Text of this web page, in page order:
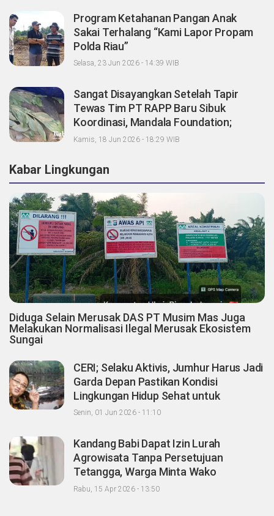
Program Ketahanan Pangan Anak
Sakai Terhalang “Kami Lapor Propam
Polda Riau”
Selasa, 23 Jun 2026 - 14:39 WIB
Sangat Disayangkan Setelah Tapir
Tewas Tim PT RAPP Baru Sibuk
Koordinasi, Mandala Foundation;
Tanggung Jawab Pemegang Konsesi
Kamis, 18 Jun 2026 - 18:29 WIB
Kabar Lingkungan
Diduga Selain Merusak DAS PT Musim Mas Juga
Melakukan Normalisasi Ilegal Merusak Ekosistem
Sungai
CERI; Selaku Aktivis, Jumhur Harus Jadi
Garda Depan Pastikan Kondisi
Lingkungan Hidup Sehat untuk
Masyarakat "Apalagi Setelah menjadi
Senin, 01 Jun 2026 - 11:10
Kandang Babi Dapat Izin Lurah
Agrowisata Tanpa Persetujuan
Tetangga, Warga Minta Wako
Pekanbaru Nonaktifkan Zulken
Rabu, 15 Apr 2026 - 13:50